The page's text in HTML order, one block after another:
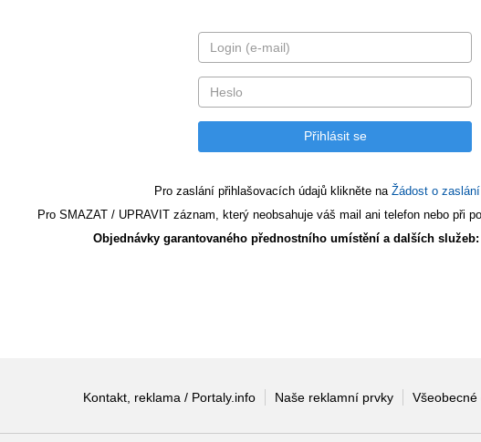
Pro zaslání přihlašovacích údajů klikněte na Žádost o zaslání
Pro SMAZAT / UPRAVIT záznam, který neobsahuje váš mail ani telefon nebo při
Objednávky garantovaného přednostního umístění a dalších služeb:
Kontakt, reklama / Portaly.info Naše reklamní prvky